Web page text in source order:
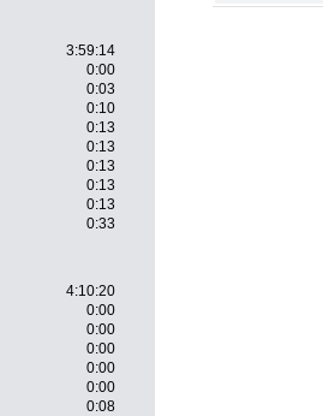
3:59:14
0:00
0:03
0:10
0:13
0:13
0:13
0:13
0:13
0:33
4:10:20
0:00
0:00
0:00
0:00
0:00
0:08